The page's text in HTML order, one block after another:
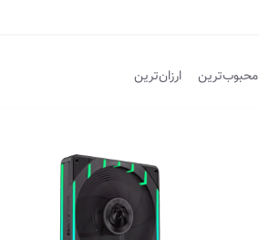
محبوب‌ترین ارزان‌ترین